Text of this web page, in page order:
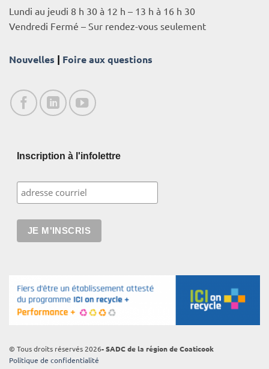
Lundi au jeudi 8 h 30 à 12 h – 13 h à 16 h 30
Vendredi Fermé – Sur rendez-vous seulement
Nouvelles | Foire aux questions
Inscription à l'infolettre
© Tous droits réservés 2026- SADC de la région de Coaticook
Politique de confidentialité